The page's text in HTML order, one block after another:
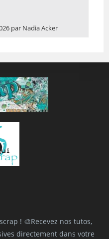
par Nadia Acker
! 🎨Recevez nos tutos,
directement dans votre